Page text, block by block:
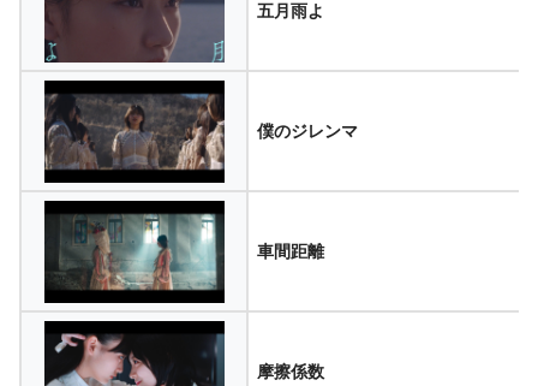
五月雨よ
僕のジレンマ
車間距離
摩擦係数